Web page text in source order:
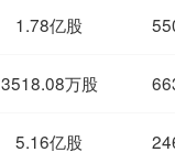
1.78亿股
3518.08万股
5.16亿股